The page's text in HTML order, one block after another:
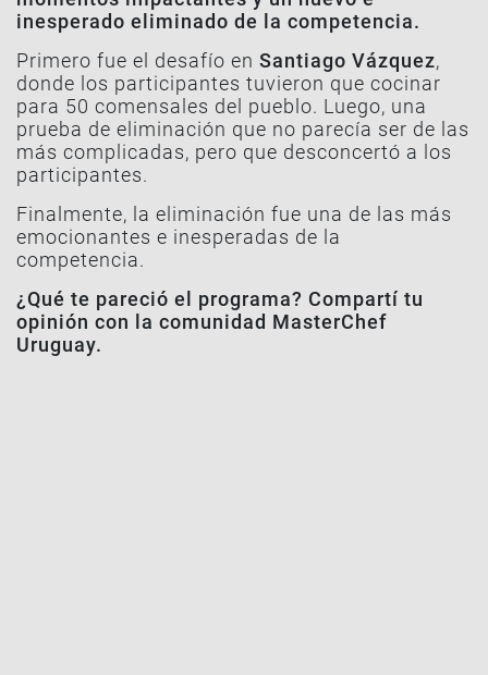
inesperado eliminado de la competencia.
Primero fue el desafío en Santiago Vázquez,
donde los participantes tuvieron que cocinar
para 50 comensales del pueblo. Luego, una
prueba de eliminación que no parecía ser de las
más complicadas, pero que desconcertó a los
participantes.
Finalmente, la eliminación fue una de las más
emocionantes e inesperadas de la
competencia.
¿Qué te pareció el programa? Compartí tu
opinión con la comunidad MasterChef
Uruguay.